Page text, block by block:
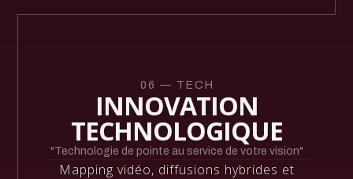
06 — TECH
INNOVATION
TECHNOLOGIQUE
"Technologie de pointe au service de votre vision"
Mapping vidéo, diffusions hybrides et